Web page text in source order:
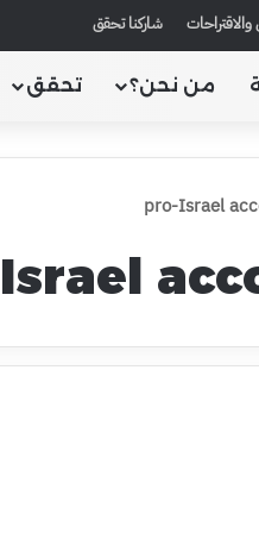
شاركنا تحقق
من نحن؟ تحقق
pro-Israel